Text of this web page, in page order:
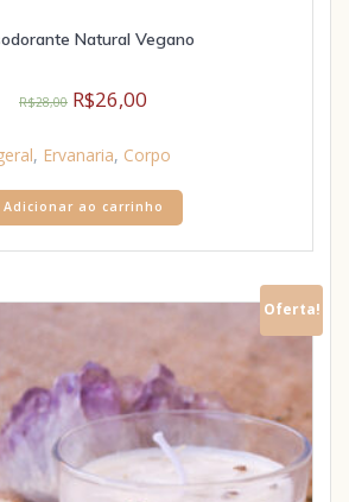
Natural Vegano
R$28,00 R$26,00
, Ervanaria, Corpo
Adicionar ao carrinho
Oferta!